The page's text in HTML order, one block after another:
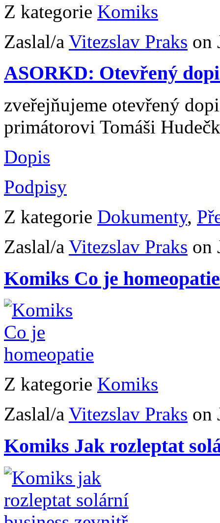
Z kategorie Komiks
Zaslal/a Vitezslav Praks on
ASORKD: Otevřený
zveřejňujeme otevřený
primátorovi Tomáši
Dopis
Podpisy
Z kategorie Dokumenty,
Zaslal/a Vitezslav Praks on
Komiks Co je homeopatie
Z kategorie Komiks
Zaslal/a Vitezslav Praks on
Komiks Jak rozleptat